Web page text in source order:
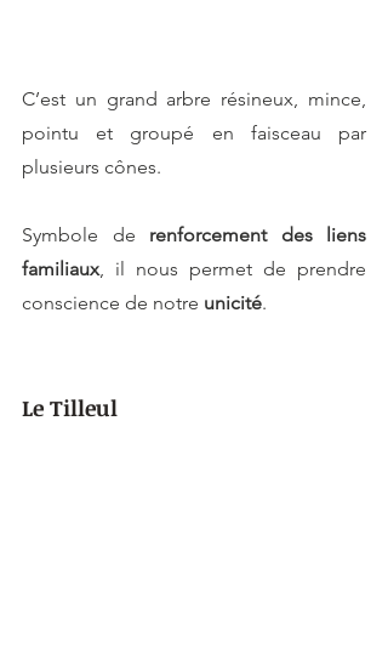
C’est un grand arbre résineux, mince,
pointu et groupé en faisceau par
plusieurs cônes.
Symbole de renforcement des liens
familiaux, il nous permet de prendre
conscience de notre unicité.
Le Tilleul